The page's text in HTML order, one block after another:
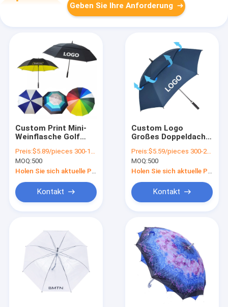
Geben Sie Ihre Anforderung
Custom Print Mini-
Weinflasche Golf
Geschäftswerbung
und
Reisebedürfnisse
Preis:$5.89/pieces 300-1999 pieces
MOQ:500
Kontakt
Custom Logo
Großes Doppeldach
Windschutz-
Golfschirm für die
Rückkehr zur Schule
Preis:$5.59/pieces 300-2999 pieces
MOQ:500
Kontakt